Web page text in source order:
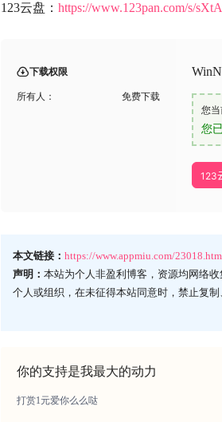
123云盘： https://www.123pan.com/s/
下载权限
所有人： 免费下载
您
您
123
本文链接： https://www.appmiu.com/
声明： 本站为个人非盈利博客，资源均网络
个人或组织，在未征得本站同意时，禁止复
你的支持是我最大的动力
打赏1元爱你么么哒